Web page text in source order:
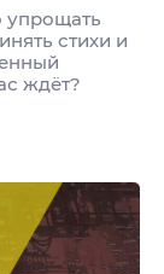
упрощать
стихи и
ждёт?